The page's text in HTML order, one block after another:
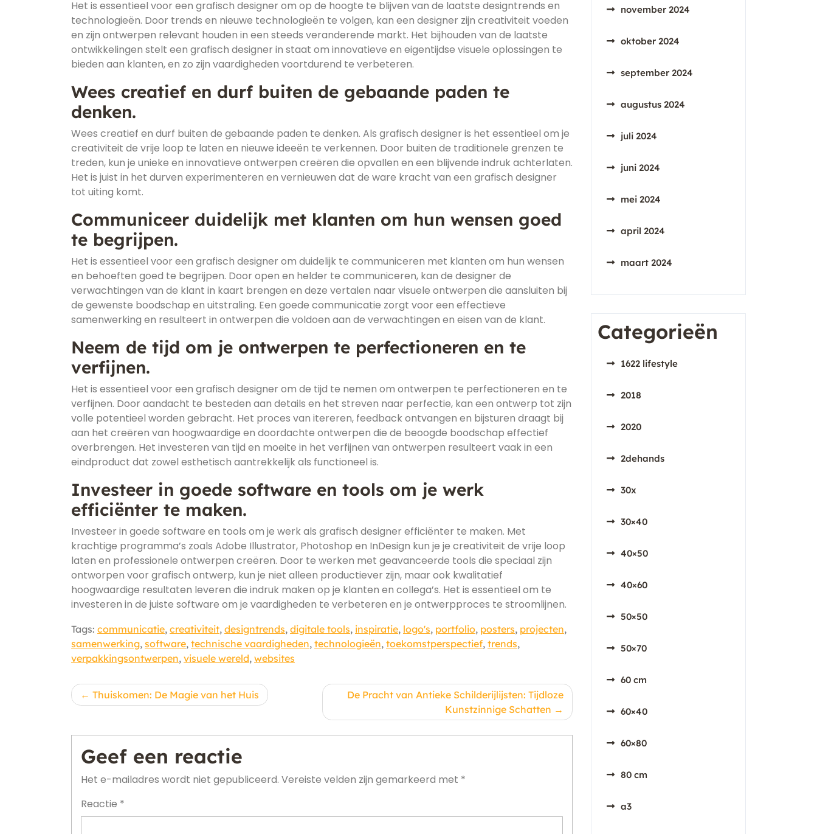
Het is essentieel voor een grafisch designer om op de hoogte te blijven van de laatste designtrends en
technologieën. Door trends en nieuwe technologieën te volgen, kan een designer zijn creativiteit voeden
en zijn ontwerpen relevant houden in een steeds veranderende markt. Het bijhouden van de laatste
ontwikkelingen stelt een grafisch designer in staat om innovatieve en eigentijdse visuele oplossingen te
bieden aan klanten, en zo zijn vaardigheden voortdurend te verbeteren.
Wees creatief en durf buiten de gebaande paden te
denken.
Wees creatief en durf buiten de gebaande paden te denken. Als grafisch designer is het essentieel om je
creativiteit de vrije loop te laten en nieuwe ideeën te verkennen. Door buiten de traditionele grenzen te
treden, kun je unieke en innovatieve ontwerpen creëren die opvallen en een blijvende indruk achterlaten.
Het is juist in het durven experimenteren en vernieuwen dat de ware kracht van een grafisch designer
tot uiting komt.
Communiceer duidelijk met klanten om hun wensen goed
te begrijpen.
Het is essentieel voor een grafisch designer om duidelijk te communiceren met klanten om hun wensen
en behoeften goed te begrijpen. Door open en helder te communiceren, kan de designer de
verwachtingen van de klant in kaart brengen en deze vertalen naar visuele ontwerpen die aansluiten bij
de gewenste boodschap en uitstraling. Een goede communicatie zorgt voor een effectieve
samenwerking en resulteert in ontwerpen die voldoen aan de verwachtingen en eisen van de klant.
Neem de tijd om je ontwerpen te perfectioneren en te
verfijnen.
Het is essentieel voor een grafisch designer om de tijd te nemen om ontwerpen te perfectioneren en te
verfijnen. Door aandacht te besteden aan details en het streven naar perfectie, kan een ontwerp tot zijn
volle potentieel worden gebracht. Het proces van itereren, feedback ontvangen en bijsturen draagt bij
aan het creëren van hoogwaardige en doordachte ontwerpen die de beoogde boodschap effectief
overbrengen. Het investeren van tijd en moeite in het verfijnen van ontwerpen resulteert vaak in een
eindproduct dat zowel esthetisch aantrekkelijk als functioneel is.
Investeer in goede software en tools om je werk
efficiënter te maken.
Investeer in goede software en tools om je werk als grafisch designer efficiënter te maken. Met
krachtige programma’s zoals Adobe Illustrator, Photoshop en InDesign kun je je creativiteit de vrije loop
laten en professionele ontwerpen creëren. Door te werken met geavanceerde tools die speciaal zijn
ontworpen voor grafisch ontwerp, kun je niet alleen productiever zijn, maar ook kwalitatief
hoogwaardige resultaten leveren die indruk maken op je klanten en collega’s. Het is essentieel om te
investeren in de juiste software om je vaardigheden te verbeteren en je ontwerpproces te stroomlijnen.
Tags: communicatie, creativiteit, designtrends, digitale tools, inspiratie, logo's, portfolio, posters, projecten,
samenwerking, software, technische vaardigheden, technologieën, toekomstperspectief, trends,
verpakkingsontwerpen, visuele wereld, websites
Berichtnavigatie
Thuiskomen: De Magie van het Huis
De Pracht van Antieke Schilderijlijsten: Tijdloze
Kunstzinnige Schatten
Geef een reactie
Het e-mailadres wordt niet gepubliceerd. Vereiste velden zijn gemarkeerd met *
Reactie *
november 2024
oktober 2024
september 2024
augustus 2024
juli 2024
juni 2024
mei 2024
april 2024
maart 2024
Categorieën
1622 lifestyle
2018
2020
2dehands
30x
30×40
40×50
40×60
50×50
50×70
60 cm
60×40
60×80
80 cm
a3